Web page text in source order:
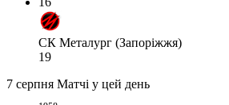
СК Металург (Запоріжжя)
19
7 серпня Матчі у цей день